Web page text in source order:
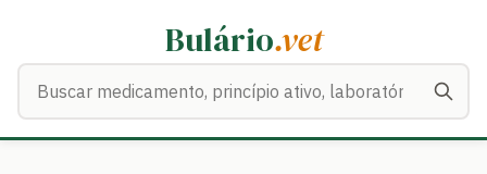
Bulário.vet